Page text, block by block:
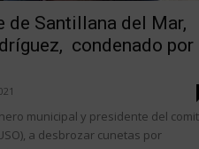
de Santillana del Mar,
condenado por
municipal y presidente del
a desbrozar cunetas por